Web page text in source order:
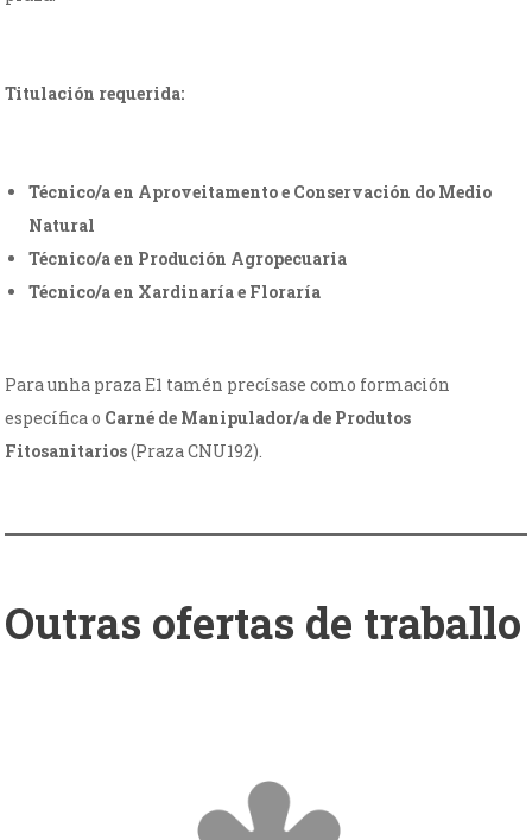
Titulación requerida:
Técnico/a en Aproveitamento e Conservación do Medio
Natural
Técnico/a en Produción Agropecuaria
Técnico/a en Xardinaría e Floraría
Para unha praza E1 tamén precísase como formación
específica o Carné de Manipulador/a de Produtos
Fitosanitarios(Praza CNU192).
Outras ofertas de traballo